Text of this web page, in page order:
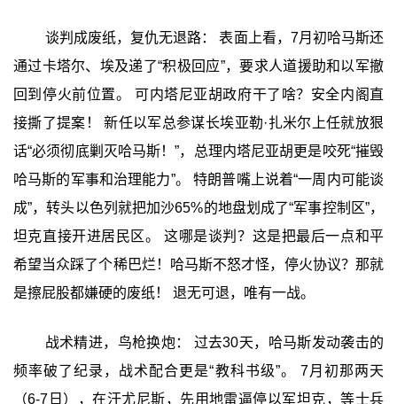
谈判成废纸，复仇无退路： 表面上看，7月初哈马斯还
通过卡塔尔、埃及递了“积极回应”，要求人道援助和以军撤
回到停火前位置。 可内塔尼亚胡政府干了啥？安全内阁直
接撕了提案！ 新任以军总参谋长埃亚勒·扎米尔上任就放狠
话“必须彻底剿灭哈马斯！”，总理内塔尼亚胡更是咬死“摧毁
哈马斯的军事和治理能力”。 特朗普嘴上说着“一周内可能谈
成”，转头以色列就把加沙65%的地盘划成了“军事控制区”，
坦克直接开进居民区。 这哪是谈判？这是把最后一点和平
希望当众踩了个稀巴烂！哈马斯不怒才怪，停火协议？那就
是擦屁股都嫌硬的废纸！ 退无可退，唯有一战。
战术精进，鸟枪换炮： 过去30天，哈马斯发动袭击的
频率破了纪录，战术配合更是“教科书级”。 7月初那两天
（6-7日），在汗尤尼斯，先用地雷逼停以军坦克，等士兵